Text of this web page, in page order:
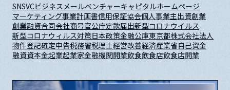
SNSVCビジネスメールベンチャーキャピタルホームページ
マーケティング事業計画書信用保証協会個人事業主出資創業
創業融資合同会社商号官公庁定款届出新型コロナウイルス
新型コロナウィルス対策日本政策金融公庫東京都株式会社法人
物件登記確定申告税務署税理士経営改善経済産業省自己資金
融資資本金起業起業家金融機関開業飲食飲食店飲食店開業